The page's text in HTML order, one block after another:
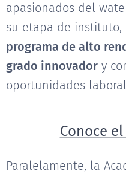
apasionados del
su etapa de instituto,
programa de alto
grado innovador y
oportunidades
Conoce
Paralelamente, la